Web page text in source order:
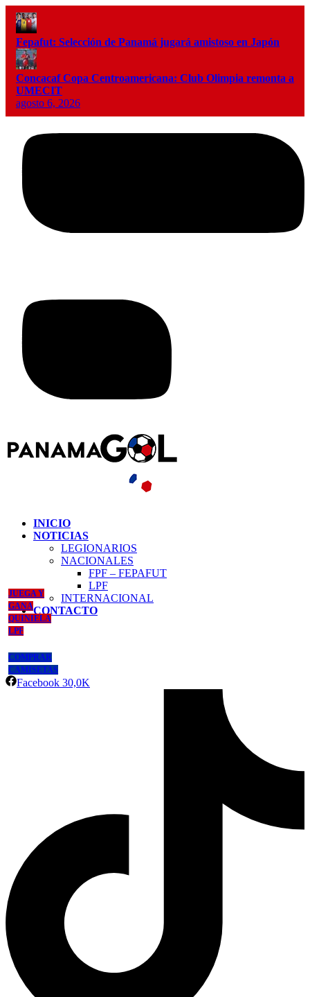
Fepafut: Selección de Panamá jugará amistoso en Japón
Concacaf Copa Centroamericana: Club Olimpia remonta a
UMECIT
agosto 6, 2026
INICIO
NOTICIAS
LEGIONARIOS
NACIONALES
FPF – FEPAFUT
LPF
INTERNACIONAL
CONTACTO
JUEGA Y
GANA
QUINIELA
LPF
COMPRAR
CAMISETAS
Facebook 30,0K